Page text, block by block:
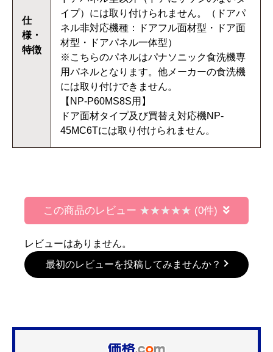
仕
様・
特徴
イプ）には取り付けられません。（ドアパ
ネル非対応機種：ドアフル面材型・ドア面
材型・ドアパネル一体型）
※こちらのパネルはパナソニック食洗機専
用パネルとなります。他メーカーの食洗機
には取り付けできません。
【NP-P60MS8S用】
ドア面材タイプ及び買替え対応機NP-
45MC6Tには取り付けられません。
この商品のレビュー (0件)
レビューはありません。
最初のレビューを投稿してみませんか？